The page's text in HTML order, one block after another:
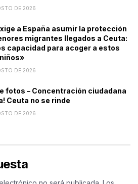
DE 2026
a España asumir la protección
migrantes llegados a Ceuta:
capacidad para acoger a estos
DE 2026
fotos – Concentración ciudadana
Ceuta no se rinde
DE 2026